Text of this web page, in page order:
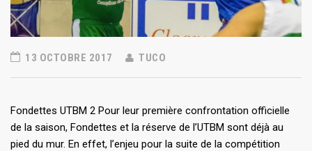
13 OCTOBRE 2017 TUCO
Fondettes UTBM 2 Pour leur première confrontation officielle
de la saison, Fondettes et la réserve de l’UTBM sont déjà au
pied du mur. En effet, l’enjeu pour la suite de la compétition